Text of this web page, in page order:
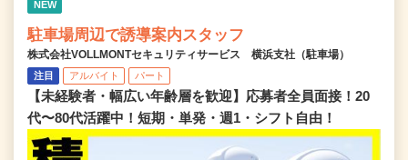
NEW
駐車場周辺で誘導案内スタッフ
株式会社VOLLMONTセキュリティサービス 横浜支社（駐車場）
注目 アルバイト パート
【未経験者・幅広い年齢層を歓迎】応募者全員面接！20
代〜80代活躍中！短期・単発・週1・シフト自由！